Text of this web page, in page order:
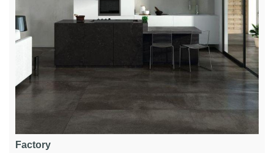
Factory